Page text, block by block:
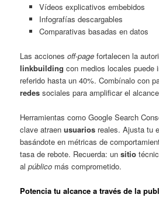
Vídeos explicativos embebidos
Infografías descargables
Comparativas basadas en datos
Las accionesoff-page fortalecen la
linkbuilding con medios locales puede
referido hasta un 40%. Combínalo con
redes sociales para amplificar el
Herramientas como Google Search
clave atraenusuarios reales. Ajusta tu
basándote en métricas de
tasa de rebote. Recuerda: unsitio
alpúblico más comprometido.
Potencia tu alcance a través de la